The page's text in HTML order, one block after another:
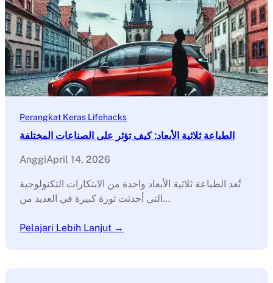
Perangkat Keras Lifehacks
الطباعة ثلاثية الأبعاد: كيف تؤثر على الصناعات المختلفة
AnggiApril 14, 2026
تُعد الطباعة ثلاثية الأبعاد واحدة من الابتكارات التكنولوجية
التي أحدثت ثورة كبيرة في العديد من…
Pelajari Lebih Lanjut →